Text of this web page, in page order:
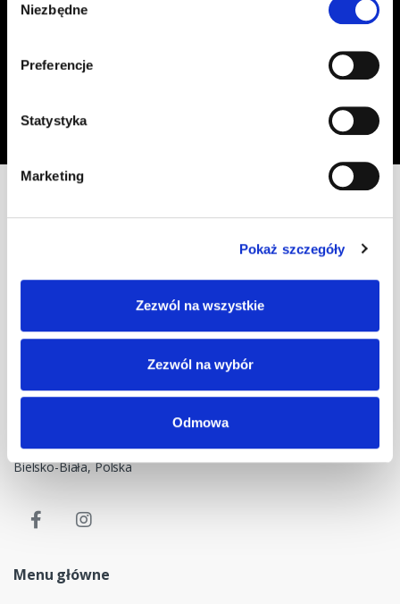
zgody
Niezbędne
Preferencje
Statystyka
Marketing
Pokaż szczegóły
Zezwól na wszystkie
Zezwól na wybór
Odmowa
otrzymywać informacje o aktualnych
Adres email
Zapisz się
Oświadczam, że zapoznałem się z
przetwarzania moich danych osobowych, w celu przesyłania mi informacji o
+48 33 47 94 400
Nasz adres e-mail
NIP: 5482614481, MDM NT sp. z o.o., Bestwińska 143, 43-346
Bielsko-Biała, Polska
Menu główne